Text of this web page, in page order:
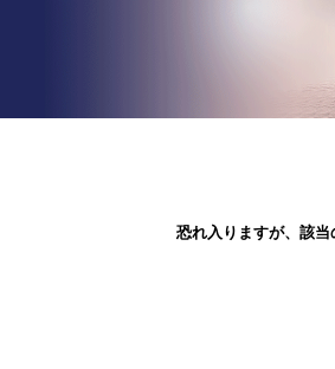
恐れ入りますが、該